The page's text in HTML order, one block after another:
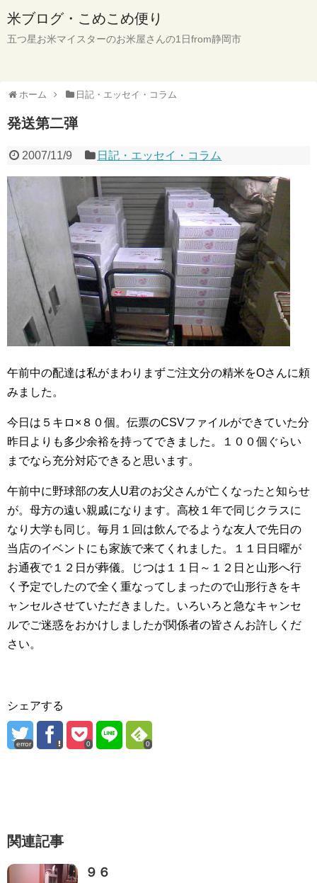
米ブログ・こめこめ便り
五つ星お米マイスターのお米屋さんの1日from静岡市
ホーム 日記・エッセイ・コラム
発送第二弾
2007/11/9 日記・エッセイ・コラム
午前中の配達は私がまわりまずご注文分の精米をOさんに頼
みました。
今日は５キロ×８０個。伝票のCSVファイルができていた分
昨日よりも多少余裕を持ってできました。１００個ぐらい
までなら充分対応できると思います。
午前中に野球部の友人U君のお父さんが亡くなったと知らせ
が。母方の遠い親戚になります。高校１年で同じクラスに
なり大学も同じ。毎月１回は飲んでるような友人で先日の
当店のイベントにも家族で来てくれました。１１日日曜が
お通夜で１２日が葬儀。じつは１１日～１２日と山形へ行
く予定でしたので全く重なってしまったので山形行きをキ
ャンセルさせていただきました。いろいろと急なキャンセ
ルでご迷惑をおかけしましたが関係者の皆さんお許しくだ
さい。
シェアする
error 0 0
関連記事
９６